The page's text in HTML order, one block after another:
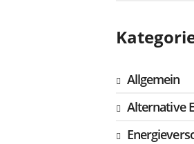
Allgemein
Alternative